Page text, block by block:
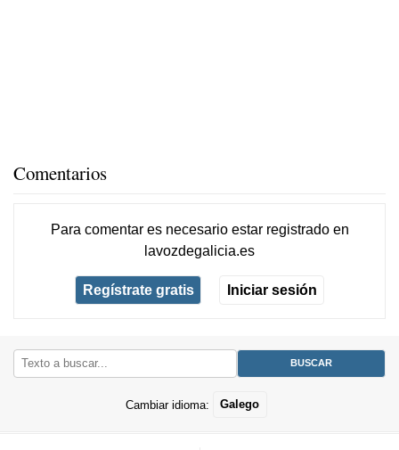
Comentarios
Para comentar es necesario estar registradoen
lavozdegalicia.es
Regístrate gratis Iniciar sesión
Cambiar idioma: Galego